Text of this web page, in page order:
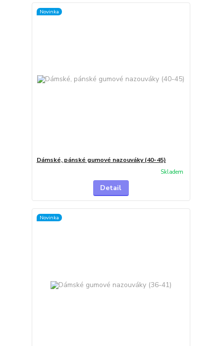
Novinka
Dámské, pánské gumové nazouváky (40-45)
Skladem
Detail
Novinka